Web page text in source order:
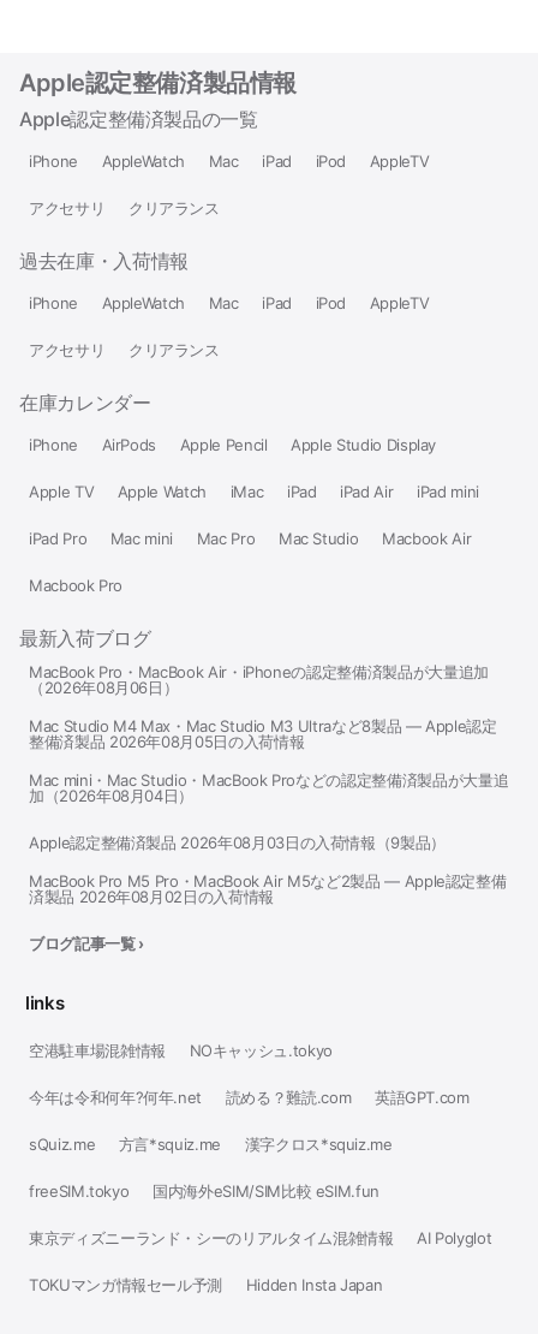
Apple認定整備済製品情報
Apple認定整備済製品の一覧
iPhone AppleWatch Mac iPad iPod AppleTV
アクセサリ クリアランス
過去在庫・入荷情報
iPhone AppleWatch Mac iPad iPod AppleTV
アクセサリ クリアランス
在庫カレンダー
iPhone AirPods Apple Pencil Apple Studio Display
Apple TV Apple Watch iMac iPad iPad Air iPad mini
iPad Pro Mac mini Mac Pro Mac Studio Macbook Air
Macbook Pro
最新入荷ブログ
MacBook Pro・MacBook Air・iPhoneの認定整備済製品が大量追加
（2026年08月06日）
Mac Studio M4 Max・Mac Studio M3 Ultraなど8製品 — Apple認定
整備済製品 2026年08月05日の入荷情報
Mac mini・Mac Studio・MacBook Proなどの認定整備済製品が大量追
加（2026年08月04日）
Apple認定整備済製品 2026年08月03日の入荷情報（9製品）
MacBook Pro M5 Pro・MacBook Air M5など2製品 — Apple認定整備
済製品 2026年08月02日の入荷情報
ブログ記事一覧 ›
links
空港駐車場混雑情報 NOキャッシュ.tokyo
今年は令和何年?何年.net 読める？難読.com 英語GPT.com
sQuiz.me 方言*squiz.me 漢字クロス*squiz.me
freeSIM.tokyo 国内海外eSIM/SIM比較 eSIM.fun
東京ディズニーランド・シーのリアルタイム混雑情報 AI Polyglot
TOKUマンガ情報セール予測 Hidden Insta Japan